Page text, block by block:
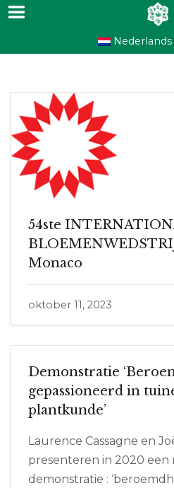
Nederlands
54ste
Monaco
oktober 11, 2023
Demonstratie
gepassioneerd in
plantkunde’
Laurence Cassagne en
presenteren in 2020 een
demonstratie :